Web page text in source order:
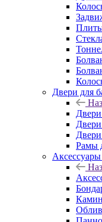
Двери для
Рамы